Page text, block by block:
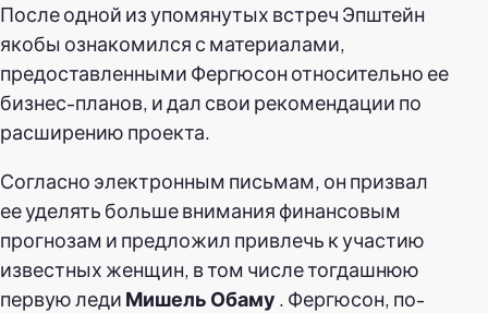
После одной из упомянутых встреч Эпштейн
якобы ознакомился с материалами,
предоставленными Фергюсон относительно ее
бизнес-планов, и дал свои рекомендации по
расширению проекта.
Согласно электронным письмам, он призвал
ее уделять больше внимания финансовым
прогнозам и предложил привлечь к участию
известных женщин, в том числе тогдашнюю
первую леди Мишель Обаму . Фергюсон, по-